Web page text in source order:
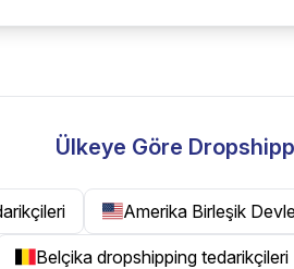
Ülkeye Göre
Amerika Birleşik
Belçika dropshipping tedarikçileri